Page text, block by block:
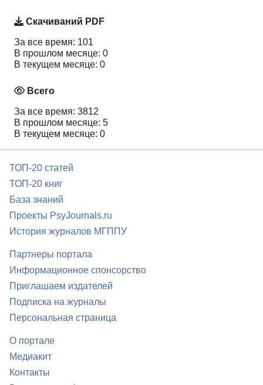
Скачиваний PDF
За все время: 101
В прошлом месяце: 0
В текущем месяце: 0
Всего
За все время: 3812
В прошлом месяце: 5
В текущем месяце: 0
ТОП-20 статей
ТОП-20 книг
База знаний
Проекты PsyJournals.ru
История журналов МГППУ
Партнеры портала
Информационное спонсорство
Приглашаем издателей
Подписка на журналы
Персональная страница
О портале
Медиакит
Контакты